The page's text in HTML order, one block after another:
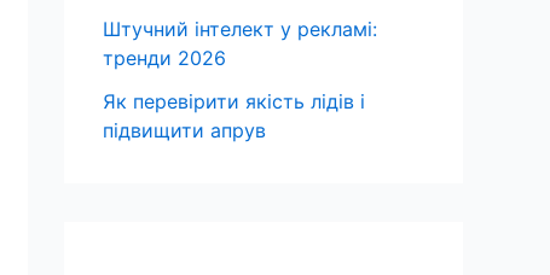
Штучний інтелект у рекламі:
тренди 2026
Як перевірити якість лідів і
підвищити апрув